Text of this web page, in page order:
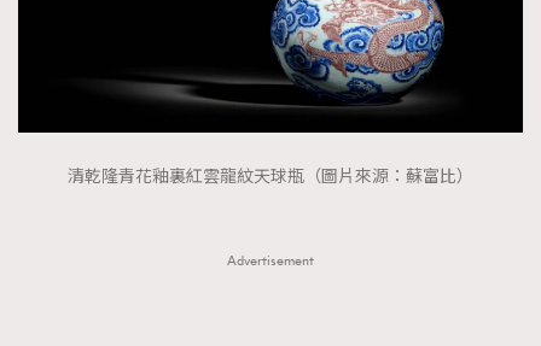
清乾隆青花釉裏紅雲龍紋天球瓶（圖片來源：蘇富比）
Advertisement